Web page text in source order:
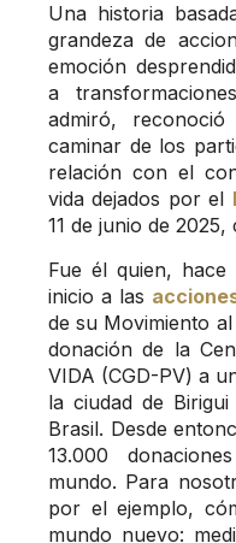
Una historia
grandeza de
emoción
a
admiró,
caminar de los
relación con el
vida dejados por el
11 de junio de
Fue él quien,
inicio a las
de su Movimiento
donación de la
VIDA (CGD-PV) a
la ciudad de
Brasil. Desde
13.000
mundo. Para
por el ejemplo,
mundo nuevo: